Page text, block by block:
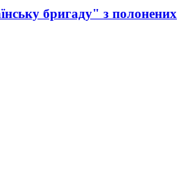
бригаду" з полонених